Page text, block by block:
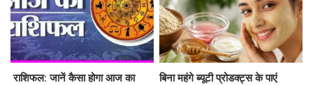
​​​​​​​ राशिफल: जानें कैसा होगा आज का
बिना महंगे ब्यूटी प्रोडक्ट्स के पाएं